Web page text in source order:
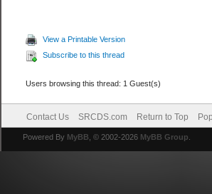
View a Printable Version
Subscribe to this thread
Users browsing this thread: 1 Guest(s)
Contact Us SRCDS.com Return to Top
Powered By MyBB , © 2002-2026 MyBB Group